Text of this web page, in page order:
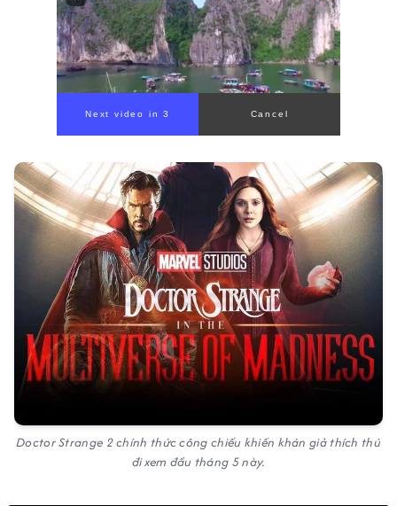
Next video in 1 Cancel
Doctor Strange 2 chính thức công chiếu khiến khán giả thích thú
đi xem đầu tháng 5 này.